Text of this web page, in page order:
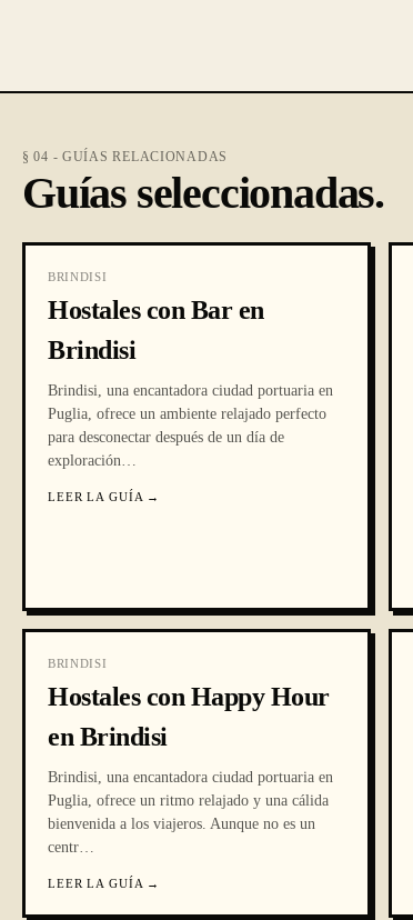
§ 04 - GUÍAS RELACIONADAS
Guías seleccionadas.
BRINDISI
Hostales con Bar en
Brindisi
Brindisi, una encantadora ciudad portuaria en
Puglia, ofrece un ambiente relajado perfecto
para desconectar después de un día de
exploración…
LEER LA GUÍA →
BRINDISI
Hostales con Happy Hour
en Brindisi
Brindisi, una encantadora ciudad portuaria en
Puglia, ofrece un ritmo relajado y una cálida
bienvenida a los viajeros. Aunque no es un
centr…
LEER LA GUÍA →